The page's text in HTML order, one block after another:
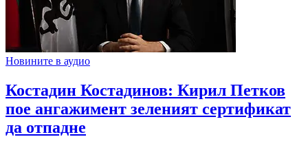
Новините в аудио
Костадин Костадинов: Кирил Петков
пое ангажимент зеленият сертификат
да отпадне